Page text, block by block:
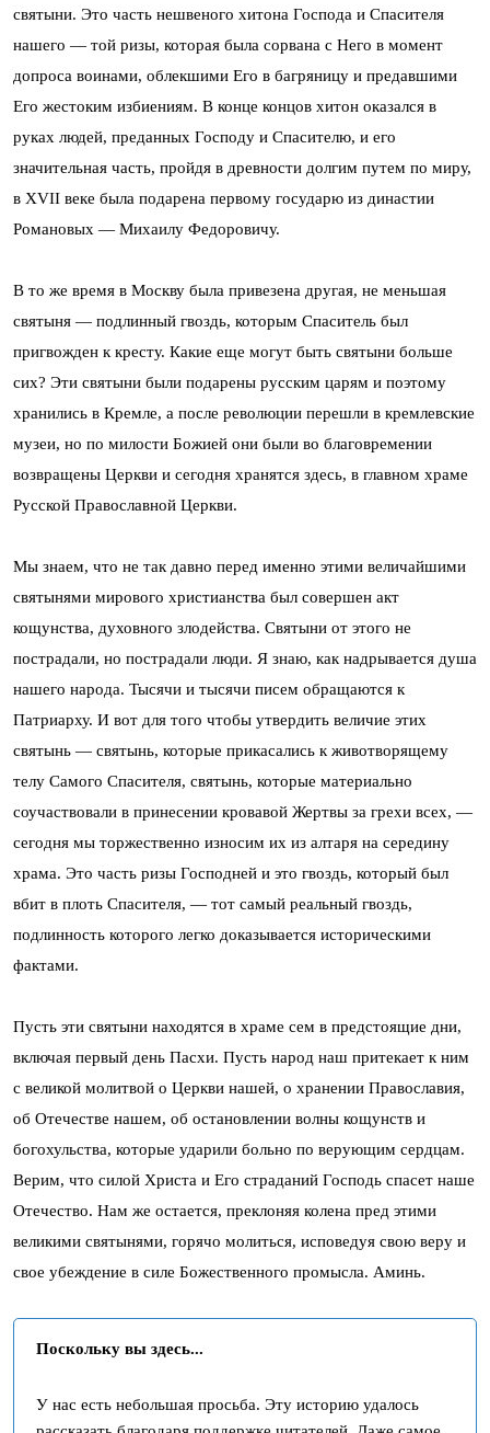
святыни. Это часть нешвеного хитона Господа и Спасителя
нашего — той ризы, которая была сорвана с Него в момент
допроса воинами, облекшими Его в багряницу и предавшими
Его жестоким избиениям. В конце концов хитон оказался в
руках людей, преданных Господу и Спасителю, и его
значительная часть, пройдя в древности долгим путем по миру,
в XVII веке была подарена первому государю из династии
Романовых — Михаилу Федоровичу.
В то же время в Москву была привезена другая, не меньшая
святыня — подлинный гвоздь, которым Спаситель был
пригвожден к кресту. Какие еще могут быть святыни больше
сих? Эти святыни были подарены русским царям и поэтому
хранились в Кремле, а после революции перешли в кремлевские
музеи, но по милости Божией они были во благовремении
возвращены Церкви и сегодня хранятся здесь, в главном храме
Русской Православной Церкви.
Мы знаем, что не так давно перед именно этими величайшими
святынями мирового христианства был совершен акт
кощунства, духовного злодейства. Святыни от этого не
пострадали, но пострадали люди. Я знаю, как надрывается душа
нашего народа. Тысячи и тысячи писем обращаются к
Патриарху. И вот для того чтобы утвердить величие этих
святынь — святынь, которые прикасались к животворящему
телу Самого Спасителя, святынь, которые материально
соучаствовали в принесении кровавой Жертвы за грехи всех, —
сегодня мы торжественно износим их из алтаря на середину
храма. Это часть ризы Господней и это гвоздь, который был
вбит в плоть Спасителя, — тот самый реальный гвоздь,
подлинность которого легко доказывается историческими
фактами.
Пусть эти святыни находятся в храме сем в предстоящие дни,
включая первый день Пасхи. Пусть народ наш притекает к ним
с великой молитвой о Церкви нашей, о хранении Православия,
об Отечестве нашем, об остановлении волны кощунств и
богохульства, которые ударили больно по верующим сердцам.
Верим, что силой Христа и Его страданий Господь спасет наше
Отечество. Нам же остается, преклоняя колена пред этими
великими святынями, горячо молиться, исповедуя свою веру и
свое убеждение в силе Божественного промысла. Аминь.
Поскольку вы здесь...
У нас есть небольшая просьба. Эту историю удалось